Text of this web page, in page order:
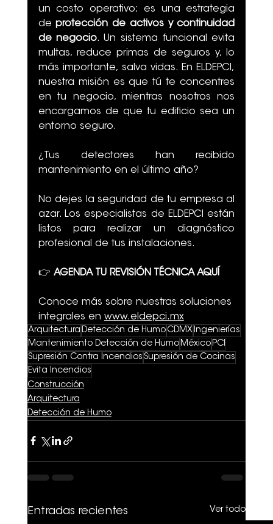
un costo operativo; es una estrategia
de protección de activos y continuidad
de negocio. Un sistema funcional evita
multas, reduce primas de seguros y, lo
más importante, salva vidas. En ELDEPCI,
nuestra misión es que tú te concentres
en tu negocio, mientras nosotros nos
encargamos de que tu edificio sea un
entorno seguro.
¿Tus detectores han recibido
mantenimiento en el último año?
No dejes la seguridad de tu empresa al
azar. Los especialistas de ELDEPCI están
listos para realizar un diagnóstico
profesional de tus instalaciones.
👉 AGENDA TU REVISIÓN TÉCNICA AQUÍ
Conoce más sobre nuestras soluciones
integrales en www.eldepci.mx
Arquitectura Detección de Humo CDMX Ingenierías
Mantenimiento Detección de Humo México PCI
Supresión Contra Incendios Supresión de Cocinas
Evita Incendios
Construcción
Arquitectura
Detección de Humo
Entradas recientes Ver todo